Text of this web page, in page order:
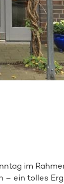
im
ein tolles